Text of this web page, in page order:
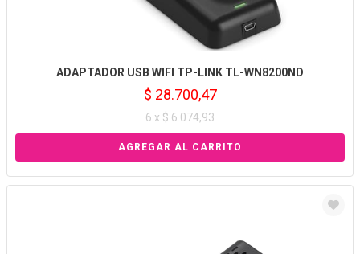
ADAPTADOR USB WIFI TP-LINK TL-WN8200ND
$ 28.700,47
6 x $ 6.074,93